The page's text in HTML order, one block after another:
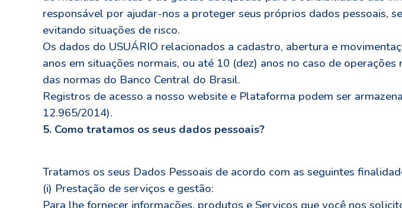
responsável por ajudar-nos a proteger seus próprios dados pessoais,
evitando situações de risco.
Os dados do USUÁRIO relacionados a cadastro, abertura e
anos em situações normais, ou até 10 (dez) anos no caso de
das normas do Banco Central do Brasil.
Registros de acesso a nosso website e Plataforma podem ser
12.965/2014).
5. Como tratamos os seus dados pessoais?
Tratamos os seus Dados Pessoais de acordo com as seguintes
(i) Prestação de serviços e gestão: